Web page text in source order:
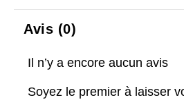
Avis (0)
Il n’y a encore aucun avis
Soyez le premier à laisser